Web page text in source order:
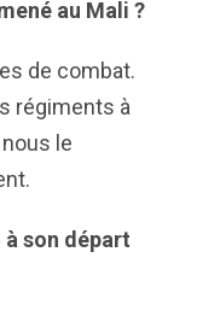
au Mali ?
de combat.
régiments à
le
son départ